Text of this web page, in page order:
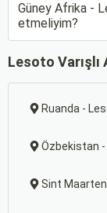
Güney Afrika -
etmeliyim?
Lesoto
Ruanda -
Özbekistan
Sint